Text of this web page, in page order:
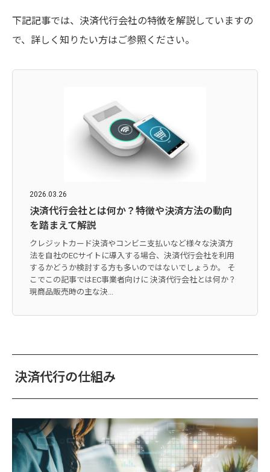
下記記事では、決済代行会社の特徴を解説していますの
で、詳しく知りたい方はご参照ください。
2026.03.26
決済代行会社とは何か？特徴や決済方法の動向
を踏まえて解説
クレジットカード決済やコンビニ支払いなど様々な決済方
法を自社のECサイトに導入する場合、決済代行会社を利用
するかどうか検討する方も多いのではないでしょうか。 そ
こでこの記事ではEC事業者向けに 決済代行会社とは何か？
現商品販売時の主な決...
決済代行の仕組み